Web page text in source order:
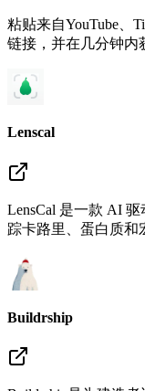
粘贴来自YouTube、
链接，并在几分钟内
Lenscal
LensCal 是一款 AI
踪卡路里、蛋白质和
Buildrship